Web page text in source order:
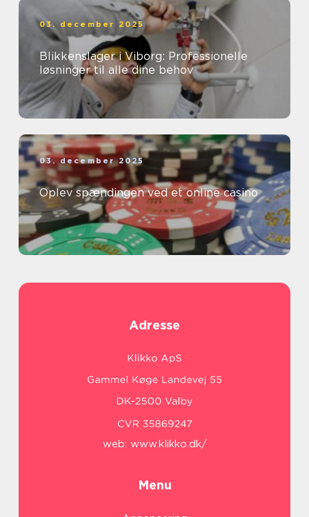
03. december 2025
Blikkenslager i Viborg: Professionelle
løsninger til alle dine behov
03. december 2025
Oplev spændingen ved et online casino
Adresse
web: www.klikko.dk/
Menu